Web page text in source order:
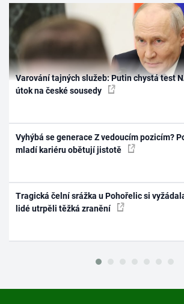
Varování tajných služeb: Putin chystá test
útok na české sousedy
Vyhýbá se generace Z vedoucím pozicím?
mladí kariéru obětují jistotě
Tragická čelní srážka u Pohořelic si
lidé utrpěli těžká zranění